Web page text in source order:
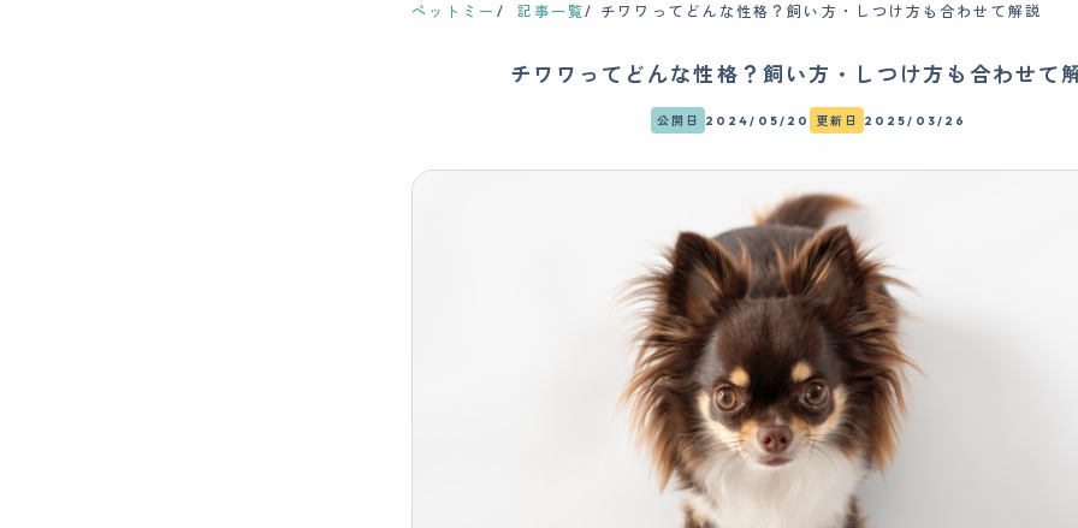
ペットミー 記事一覧 チワワってどんな性格？飼い方・しつけ方も合わせて解説
チワワってどんな性格？飼い方・しつけ方も合わせて
公開日 2024/05/20 更新日 2025/03/26